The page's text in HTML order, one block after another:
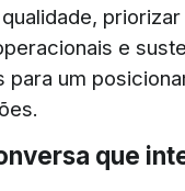
e
para um
que